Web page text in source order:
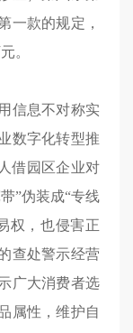
一款的规定，
。
信息不对称实
数字化转型推
借园区企业对
”伪装成“专线
权，也侵害正
查处警示经营
广大消费者选
属性，维护自